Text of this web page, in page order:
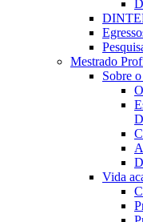
Mestrado
Sobre
Vida